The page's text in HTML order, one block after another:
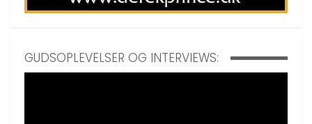
GUDSOPLEVELSER OG INTERVIEWS: